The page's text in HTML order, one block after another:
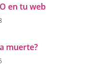
en tu web
muerte?